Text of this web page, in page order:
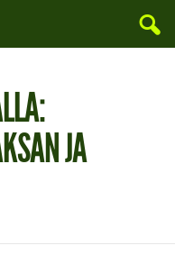
JA